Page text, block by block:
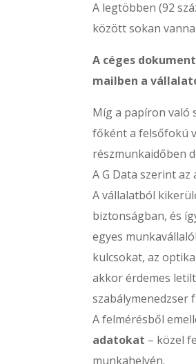
A legtöbben (92
között sokan
A céges
mailben a
Míg a papíron való
főként a felsőfokú
részmunkaidőben
A G Data szerint
A vállalatból
biztonságban, és
egyes
kulcsokat, az
akkor érdemes
szabálymenedzser
A felmérésből
adatokat – közel
munkahelyén.